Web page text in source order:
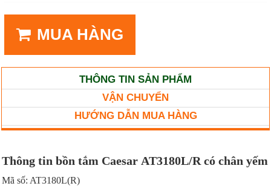
MUA HÀNG
THÔNG TIN SẢN PHẨM
VẬN CHUYỂN
HƯỚNG DẪN MUA HÀNG
Thông tin bồn tắm Caesar AT3180L/R có chân yếm
Mã số: AT3180L(R)